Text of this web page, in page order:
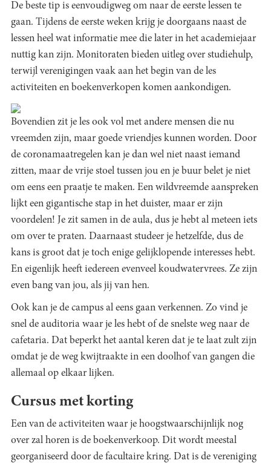
De beste tip is eenvoudigweg om naar de eerste lessen te
gaan. Tijdens de eerste weken krijg je doorgaans naast de
lessen heel wat informatie mee die later in het academiejaar
nuttig kan zijn. Monitoraten bieden uitleg over studiehulp,
terwijl verenigingen vaak aan het begin van de les
activiteiten en boekenverkopen komen aankondigen.
Bovendien zit je les ook vol met andere mensen die nu
vreemden zijn, maar goede vriendjes kunnen worden. Door
de coronamaatregelen kan je dan wel niet naast iemand
zitten, maar de vrije stoel tussen jou en je buur belet je niet
om eens een praatje te maken. Een wildvreemde aanspreken
lijkt een gigantische stap in het duister, maar er zijn
voordelen! Je zit samen in de aula, dus je hebt al meteen iets
om over te praten. Daarnaast studeer je hetzelfde, dus de
kans is groot dat je toch enige gelijklopende interesses hebt.
En eigenlijk heeft iedereen evenveel koudwatervrees. Ze zijn
even bang van jou, als jij van hen.
Ook kan je de campus al eens gaan verkennen. Zo vind je
snel de auditoria waar je les hebt of de snelste weg naar de
cafetaria. Dat beperkt het aantal keren dat je te laat zult zijn
omdat je de weg kwijtraakte in een doolhof van gangen die
allemaal op elkaar lijken.
Cursus met korting
Een van de activiteiten waar je hoogstwaarschijnlijk nog
over zal horen is de boekenverkoop. Dit wordt meestal
georganiseerd door de facultaire kring. Dat is de vereniging